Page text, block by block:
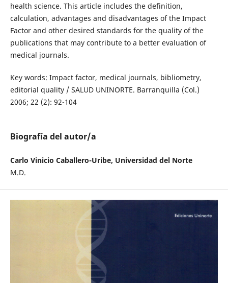
health science. This article includes the definition,
calculation, advantages and disadvantages of the Impact
Factor and other desired standards for the quality of the
publications that may contribute to a better evaluation of
medical journals.
Key words: Impact factor, medical journals, bibliometry,
editorial quality / SALUD UNINORTE. Barranquilla (Col.)
2006; 22 (2): 92-104
Biografía del autor/a
Carlo Vinicio Caballero-Uribe, Universidad del Norte
M.D.